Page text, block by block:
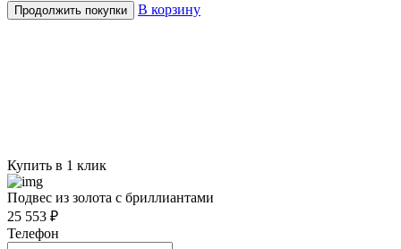
Продолжить покупки
В корзину
Купить в 1 клик
Подвес из золота с бриллиантами
25 553 ₽
Телефон